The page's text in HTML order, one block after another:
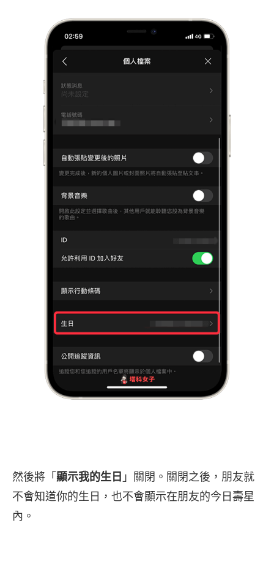
然後將「 顯示我的生日 」關閉。關閉之後，朋友就
不會知道你的生日，也不會顯示在朋友的今日壽星
內。